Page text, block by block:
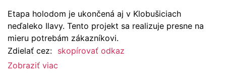
Etapa holodom je ukončená aj v Klobušiciach
neďaleko Ilavy. Tento projekt sa realizuje presne na
mieru potrebám zákazníkovi.
Zdielať cez: skopírovať odkaz
Zobraziť viac